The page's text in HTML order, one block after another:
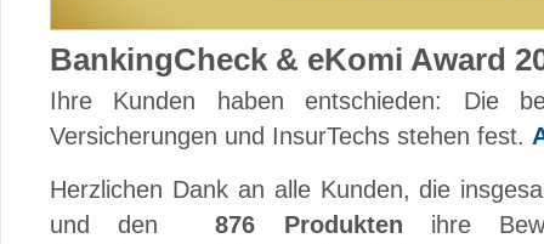
BankingCheck & eKomi Award
Ihre Kunden haben entschieden: Die
Versicherungen und InsurTechs stehen fest.
Herzlichen Dank an alle Kunden, die
und den876 Produkten ihre